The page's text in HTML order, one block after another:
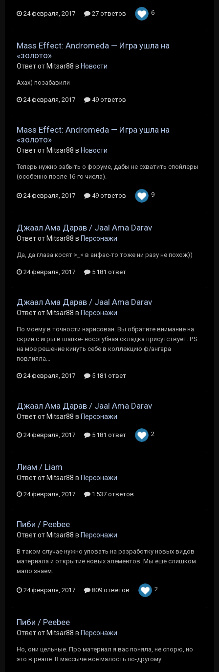
24 февраля, 2017 27 ответов 6
Mass Effect: Andromeda — Игра ушла на
«золото»
Ответ от Mitsar88 в Новости
Ахах) позабавили
24 февраля, 2017 49 ответов
Mass Effect: Andromeda — Игра ушла на
«золото»
Ответ от Mitsar88 в Новости
Теперь нужно забыть о форуме, дабы не схватить спойлеры
(особенно после 16-го числа).
24 февраля, 2017 49 ответов 9
Джаал Ама Дарав / Jaal Ama Darav
Ответ от Mitsar88 в Персонажи
Да, да глаза косят >_< в анфас-то тоже ни разу не похож))
24 февраля, 2017 5 181 ответ
Джаал Ама Дарав / Jaal Ama Darav
Ответ от Mitsar88 в Персонажи
По моему в точности нарисован. Вы обратите внимание на
скрин с игры в шапке- носогубная складка присутствует. P.S
на мое решение кинуть себе в коллекцию ф/ангара
повлияла...
24 февраля, 2017 5 181 ответ
Джаал Ама Дарав / Jaal Ama Darav
Ответ от Mitsar88 в Персонажи
24 февраля, 2017 5 181 ответ 2
Лиам / Liam
Ответ от Mitsar88 в Персонажи
24 февраля, 2017 1 537 ответов
Пиби / Peebee
Ответ от Mitsar88 в Персонажи
В таком случае нужно уповать на разработку новых видов
материала и открытие новых элементов. Мы еще слишком
мало знаем.
24 февраля, 2017 809 ответов 2
Пиби / Peebee
Ответ от Mitsar88 в Персонажи
Но, они цельные. Про материал я вас поняла, не спорю, но
это в реале. В массыче все малость по-другому.